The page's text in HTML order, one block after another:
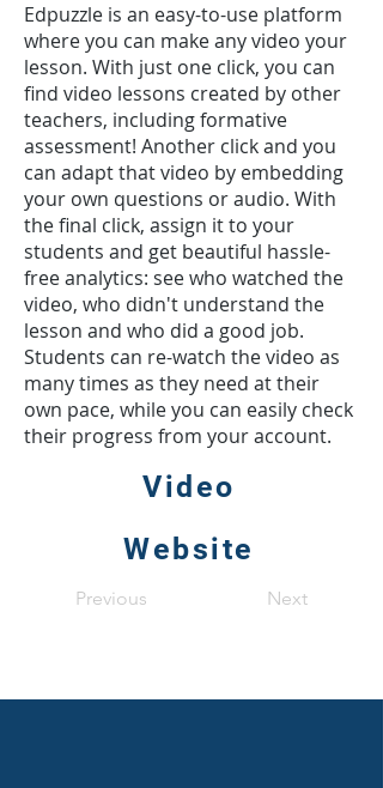
Edpuzzle is an easy-to-use platform
where you can make any video your
lesson. With just one click, you can
find video lessons created by other
teachers, including formative
assessment! Another click and you
can adapt that video by embedding
your own questions or audio. With
the final click, assign it to your
students and get beautiful hassle-
free analytics: see who watched the
video, who didn't understand the
lesson and who did a good job.
Students can re-watch the video as
many times as they need at their
own pace, while you can easily check
their progress from your account.
Video
Website
Previous Next